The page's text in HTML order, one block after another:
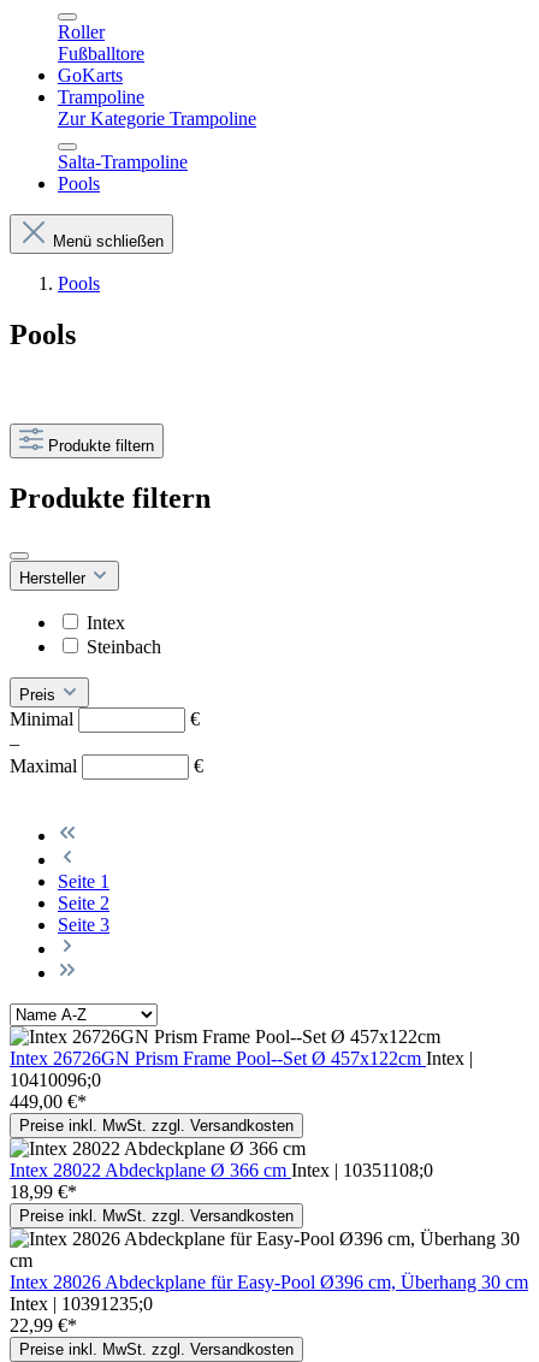
Roller
Fußballtore
GoKarts
Trampoline
Zur Kategorie Trampoline
Salta-Trampoline
Pools
Menü schließen
Pools
Pools
Produkte filtern
Produkte filtern
Hersteller
Intex
Steinbach
Preis
Minimal
€
–
Maximal
€
Seite 1
Seite 2
Seite 3
Intex 26726GN Prism Frame Pool--Set Ø 457x122cm Intex |
10410096;0
449,00 €*
Preise inkl. MwSt. zzgl. Versandkosten
Intex 28022 Abdeckplane Ø 366 cm Intex | 10351108;0
18,99 €*
Preise inkl. MwSt. zzgl. Versandkosten
Intex 28026 Abdeckplane für Easy-Pool Ø396 cm, Überhang 30 cm
Intex | 10391235;0
22,99 €*
Preise inkl. MwSt. zzgl. Versandkosten